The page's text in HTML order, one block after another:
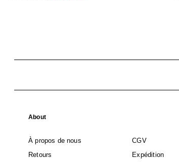
About
À propos de nous
CGV
Retours
Expédition